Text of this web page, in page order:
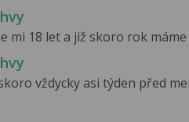
mi 18 let a již skoro rok
vždycky asi týden před